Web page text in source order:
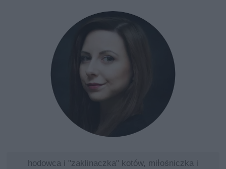
hodowca i "zaklinaczka" kotów, miłośniczka i